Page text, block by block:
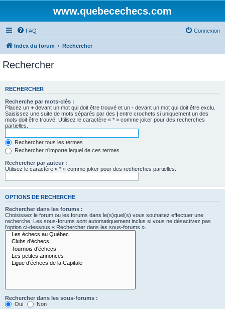
www.quebecechecs.com
FAQ Connexion
Index du forum Rechercher
Rechercher
RECHERCHER
Recherche par mots-clés :
Placez un + devant un mot qui doit être trouvé et un - devant un mot qui doit être exclu.
Saisissez une suite de mots séparés par des | entre crochets si uniquement un des
mots doit être trouvé. Utilisez le caractère « * » comme joker pour des recherches
partielles.
Rechercher tous les termes
Rechercher n’importe lequel de ces termes
Rechercher par auteur :
Utilisez le caractère « * » comme joker pour des recherches partielles.
OPTIONS DE RECHERCHE
Rechercher dans les forums :
Choisissez le forum ou les forums dans le(s)quel(s) vous souhaitez effectuer une
recherche. Les sous-forums sont automatiquement inclus si vous ne désactivez pas
l’option ci-dessous « Rechercher dans les sous-forums ».
Rechercher dans les sous-forums :
Oui
Non